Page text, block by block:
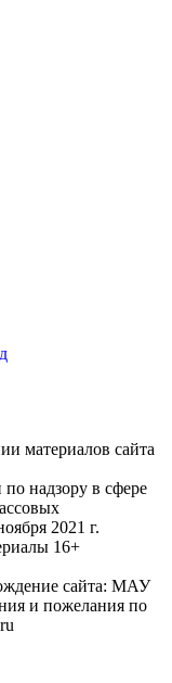
материалов сайта
надзору в сфере
2021 г.
16+
сайта: МАУ
и пожелания по